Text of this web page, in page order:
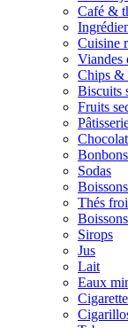
Café &
Cuisine
Viandes
Chips &
Biscuits
Fruits
Bonbons
Sodas
Thés
Sirops
Jus
Lait
Eaux